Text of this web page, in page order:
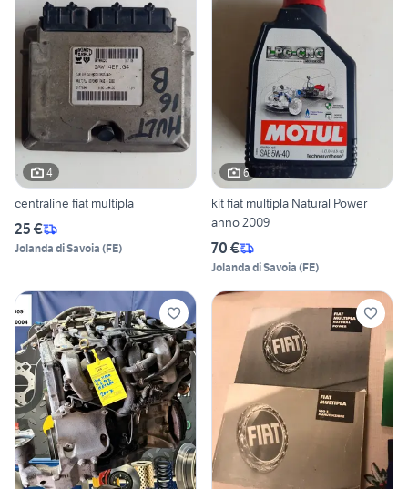
4
centraline fiat multipla
25 €
Jolanda di Savoia (FE)
6
kit fiat multipla Natural Power
anno 2009
70 €
Jolanda di Savoia (FE)